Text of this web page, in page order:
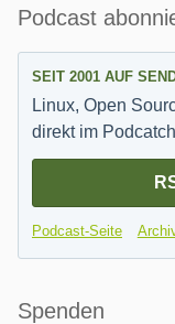
Seitenleiste
Podcast
SEIT 2001 AUF
Linux, Open
direkt im
Podcast-Seite
Spenden